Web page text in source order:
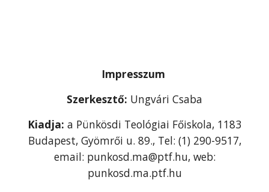
Impresszum
Szerkesztő: Ungvári Csaba
Kiadja: a Pünkösdi Teológiai Főiskola, 1183
Budapest, Gyömrői u. 89., Tel: (1) 290-9517,
email: punkosd.ma@ptf.hu, web:
punkosd.ma.ptf.hu